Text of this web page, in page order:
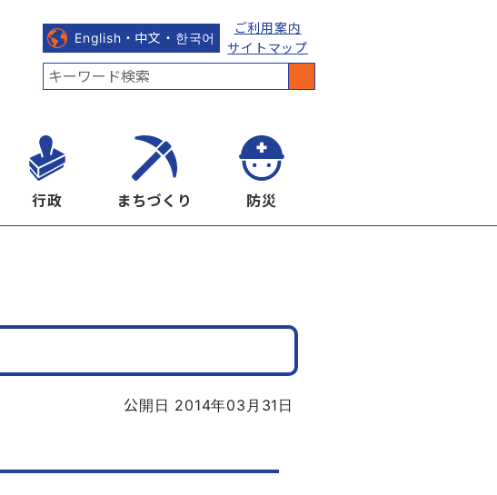
English・中文・한국어
ご利用案内
サイトマップ
行政 まちづくり 防災
公開日 2014年03月31日